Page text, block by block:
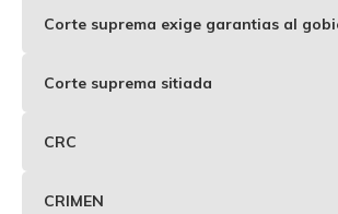
Corte suprema exige garantias al
Corte suprema sitiada
CRC
CRIMEN